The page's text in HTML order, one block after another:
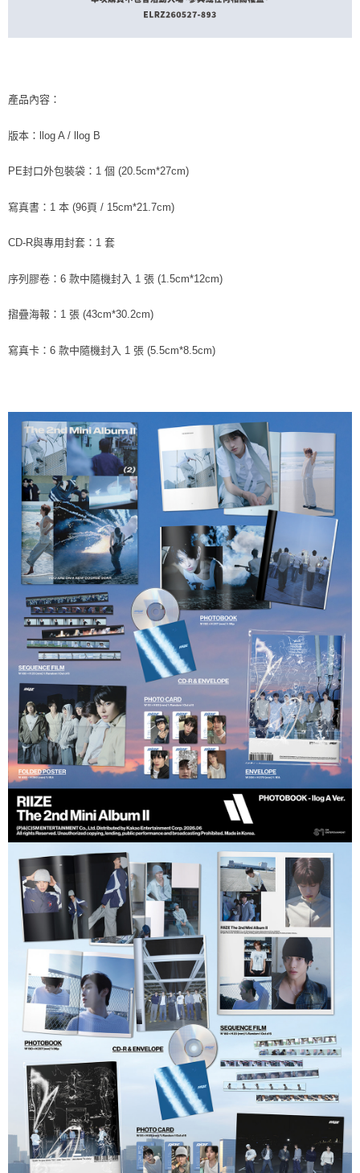
產品內容：
版本：llog A / llog B
PE封口外包裝袋：1 個 (20.5cm*27cm)
寫真書：1 本 (96頁 / 15cm*21.7cm)
CD-R與專用封套：1 套
序列膠卷：6 款中隨機封入 1 張 (1.5cm*12cm)
摺疊海報：1 張 (43cm*30.2cm)
寫真卡：6 款中隨機封入 1 張 (5.5cm*8.5cm)